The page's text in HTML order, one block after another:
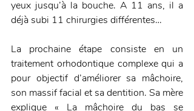
yeux jusqu’à la bouche. A 11 ans, il a
déjà subi 11 chirurgies différentes…
La prochaine étape consiste en un
traitement orhodontique complexe qui a
pour objectif d’améliorer sa mâchoire,
son massif facial et sa dentition. Sa mère
explique « La mâchoire du bas se